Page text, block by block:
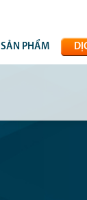
SẢN PHẨM